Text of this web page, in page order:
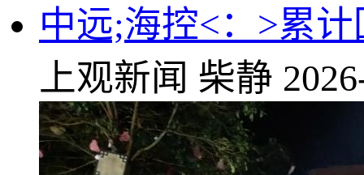
中远;海控<：>累
上观新闻 柴静